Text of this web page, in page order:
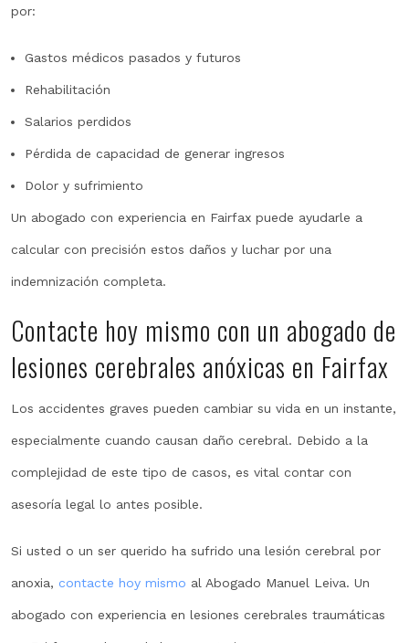
por:
Gastos médicos pasados y futuros
Rehabilitación
Salarios perdidos
Pérdida de capacidad de generar ingresos
Dolor y sufrimiento
Un abogado con experiencia en Fairfax puede ayudarle a
calcular con precisión estos daños y luchar por una
indemnización completa.
Contacte hoy mismo con un abogado de
lesiones cerebrales anóxicas en Fairfax
Los accidentes graves pueden cambiar su vida en un instante,
especialmente cuando causan daño cerebral. Debido a la
complejidad de este tipo de casos, es vital contar con
asesoría legal lo antes posible.
Si usted o un ser querido ha sufrido una lesión cerebral por
anoxia, contacte hoy mismo al Abogado Manuel Leiva. Un
abogado con experiencia en lesiones cerebrales traumáticas